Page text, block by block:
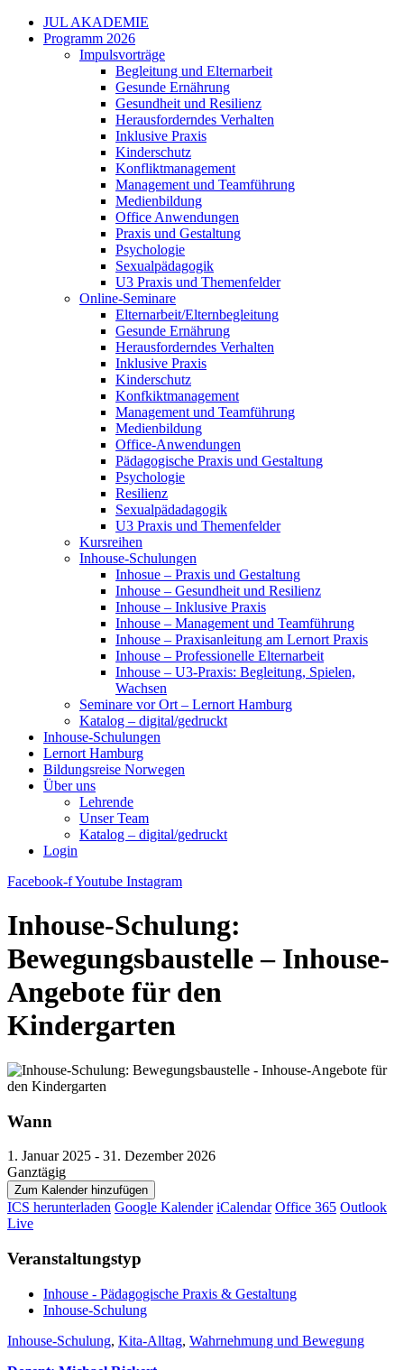
JUL AKADEMIE
Programm 2026
Impulsvorträge
Begleitung und Elternarbeit
Gesunde Ernährung
Gesundheit und Resilienz
Herausforderndes Verhalten
Inklusive Praxis
Kinderschutz
Konfliktmanagement
Management und Teamführung
Medienbildung
Office Anwendungen
Praxis und Gestaltung
Psychologie
Sexualpädagogik
U3 Praxis und Themenfelder
Online-Seminare
Elternarbeit/Elternbegleitung
Gesunde Ernährung
Herausforderndes Verhalten
Inklusive Praxis
Kinderschutz
Konfkiktmanagement
Management und Teamführung
Medienbildung
Office-Anwendungen
Pädagogische Praxis und Gestaltung
Psychologie
Resilienz
Sexualpädadagogik
U3 Praxis und Themenfelder
Kursreihen
Inhouse-Schulungen
Inhosue – Praxis und Gestaltung
Inhouse – Gesundheit und Resilienz
Inhouse – Inklusive Praxis
Inhouse – Management und Teamführung
Inhouse – Praxisanleitung am Lernort Praxis
Inhouse – Professionelle Elternarbeit
Inhouse – U3-Praxis: Begleitung, Spielen,
Wachsen
Seminare vor Ort – Lernort Hamburg
Katalog – digital/gedruckt
Inhouse-Schulungen
Lernort Hamburg
Bildungsreise Norwegen
Über uns
Lehrende
Unser Team
Katalog – digital/gedruckt
Login
Facebook-fYoutube Instagram
Inhouse-Schulung:
Bewegungsbaustelle – Inhouse-
Angebote für den
Kindergarten
Wann
1. Januar 2025 - 31. Dezember 2026
Ganztägig
Zum Kalender hinzufügen
ICS herunterladen Google Kalender iCalendar Office 365 Outlook
Live
Veranstaltungstyp
Inhouse - Pädagogische Praxis & Gestaltung
Inhouse-Schulung
Inhouse-Schulung, Kita-Alltag, Wahrnehmung und Bewegung